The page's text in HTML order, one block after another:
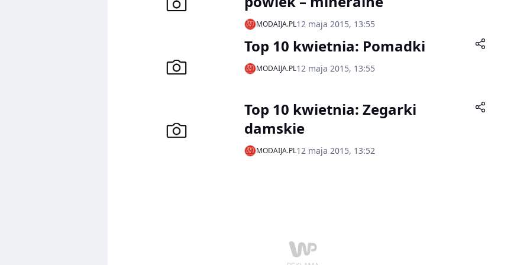
MODAIJA.PL12 maja 2015, 13:55
Top 10 kwietnia: Pomadki
MODAIJA.PL12 maja 2015, 13:55
Top 10 kwietnia: Zegarki
damskie
MODAIJA.PL12 maja 2015, 13:52